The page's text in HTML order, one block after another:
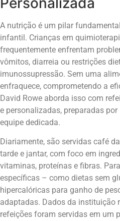
A nutrição é um pilar
infantil. Crianças em
frequentemente enfrentam
vômitos, diarreia ou restrições
imunossupressão. Sem uma
enfraquece, comprometendo a
David Rowe aborda isso com
e personalizadas, preparadas
equipe dedicada.
Diariamente, são servidas café
tarde e jantar, com foco em
vitaminas, proteínas e fibras.
específicas – como dietas sem
hipercalóricas para ganho de
adaptadas. Dados da instituição
refeições foram servidas em um